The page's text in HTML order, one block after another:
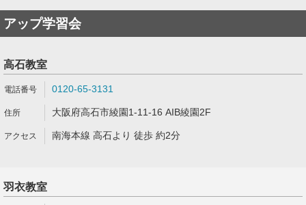
アップ学習会
高石教室
0120-65-3131
大阪府高石市綾園1-11-16 AIB綾園2F
南海本線 高石より 徒歩 約2分
羽衣教室